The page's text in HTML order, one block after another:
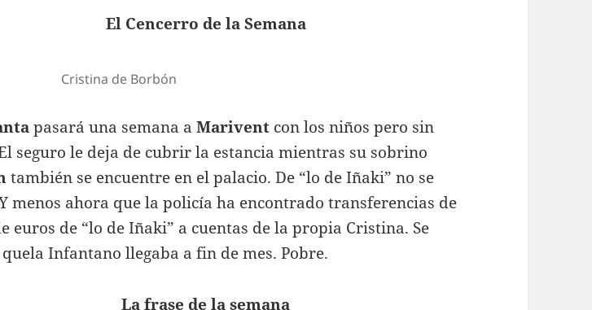
El Cencerro de la Semana
Cristina de Borbón
pasará una semana aMarivent con los niños pero sin
seguro le deja de cubrir la estancia mientras su sobrino
también se encuentre en el palacio. De “lo de Iñaki” no se
menos ahora que la policía ha encontrado transferencias de
euros de “lo de Iñaki” a cuentas de la propia Cristina. Se
quela Infantano llegaba a fin de mes. Pobre.
La frase de la semana